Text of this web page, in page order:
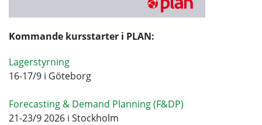
Kommande kursstarter i PLAN:
Lagerstyrning
16-17/9 i Göteborg
Forecasting & Demand Planning (F&DP)
21-23/9 2026 i Stockholm